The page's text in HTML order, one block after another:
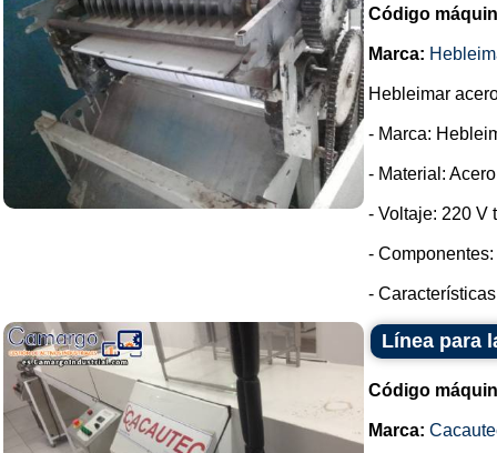
Código
Marca:
Hebleimar
- Marca:
- Material:
- Voltaje: 220 V
-
-
Línea para
Código
Marca: